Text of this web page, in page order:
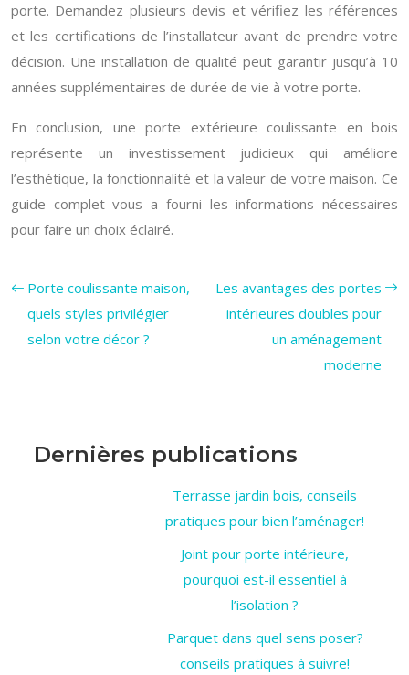
porte. Demandez plusieurs devis et vérifiez les références
et les certifications de l’installateur avant de prendre votre
décision. Une installation de qualité peut garantir jusqu’à 10
années supplémentaires de durée de vie à votre porte.
En conclusion, une porte extérieure coulissante en bois
représente un investissement judicieux qui améliore
l’esthétique, la fonctionnalité et la valeur de votre maison. Ce
guide complet vous a fourni les informations nécessaires
pour faire un choix éclairé.
Porte coulissante maison,
quels styles privilégier
selon votre décor ?
Les avantages des portes
intérieures doubles pour
un aménagement
moderne
Dernières publications
Terrasse jardin bois, conseils
pratiques pour bien l’aménager!
Joint pour porte intérieure,
pourquoi est-il essentiel à
l’isolation ?
Parquet dans quel sens poser?
conseils pratiques à suivre!